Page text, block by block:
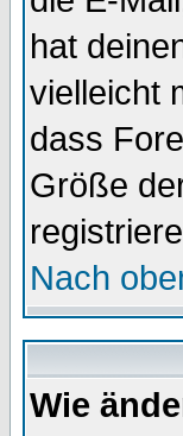
hat
vielleicht
dass
Größe
Nach
Wie